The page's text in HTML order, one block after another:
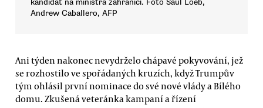
Andrew Caballero, AFP
Ani týden nakonec nevydrželo chápavé pokyvování, jež
se rozhostilo ve spořádaných kruzích, když Trumpův
tým ohlásil první nominace do své nové vlády a Bílého
domu. Zkušená veteránka kampaní a řízení